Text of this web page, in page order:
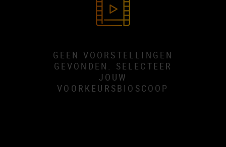
GEEN VOORSTELLINGEN
GEVONDEN. SELECTEER
JOUW
VOORKEURSBIOSCOOP